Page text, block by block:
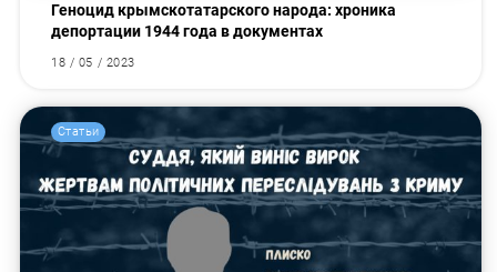
Геноцид крымскотатарского народа: хроника
депортации 1944 года в документах
18 / 05 / 2023
Статьи